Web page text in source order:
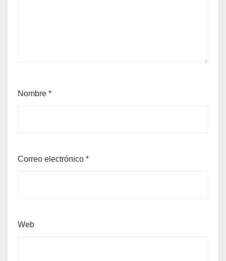
Nombre *
Correo electrónico *
Web